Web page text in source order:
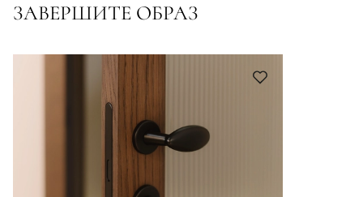
ЗАВЕРШИТЕ ОБРАЗ